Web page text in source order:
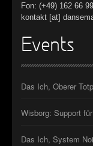
Fon: (+49) 162 66
kontakt [at]
Events
Das Ich, Oberer
Wisborg: Support
Das Ich, System